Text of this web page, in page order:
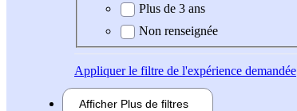
Plus de 3 ans
Non renseignée
Appliquerle filtre de l'expérience demandée
Afficher Plus de filtres